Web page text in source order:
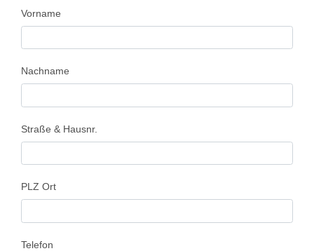
Vorname
Nachname
Straße & Hausnr.
PLZ Ort
Telefon